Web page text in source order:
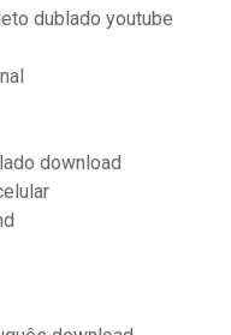
dublado youtube
download